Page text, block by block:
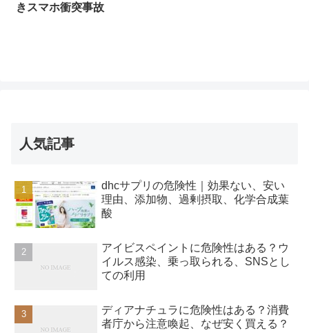
きスマホ衝突事故
人気記事
dhcサプリの危険性｜効果ない、安い
理由、添加物、過剰摂取、化学合成葉
酸
アイビスペイントに危険性はある？ウ
イルス感染、乗っ取られる、SNSとし
ての利用
ディアナチュラに危険性はある？消費
者庁から注意喚起、なぜ安く買える？